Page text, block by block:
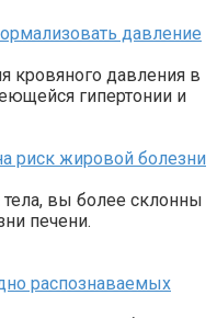
давление
кровяного давления в
гипертонии и
риск жировой болезни
вы более склонны
печени.
распознаваемых